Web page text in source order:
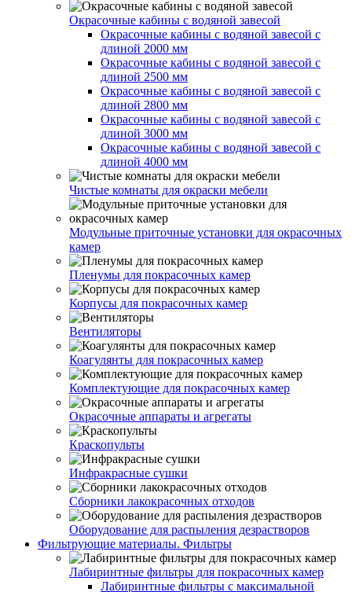
Окрасочные кабины с водяной завесой
Окрасочные кабины с водяной завесой с
длиной 2000 мм
Окрасочные кабины с водяной завесой с
длиной 2500 мм
Окрасочные кабины с водяной завесой с
длиной 2800 мм
Окрасочные кабины с водяной завесой с
длиной 3000 мм
Окрасочные кабины с водяной завесой с
длиной 4000 мм
Чистые комнаты для окраски мебели
Модульные приточные установки для окрасочных
камер
Пленумы для покрасочных камер
Корпусы для покрасочных камер
Вентиляторы
Коагулянты для покрасочных камер
Комплектующие для покрасочных камер
Окрасочные аппараты и агрегаты
Краскопульты
Инфракрасные сушки
Сборники лакокрасочных отходов
Оборудование для распыления дезрастворов
Фильтрующие материалы. Фильтры
Лабиринтные фильтры для покрасочных камер
Лабиринтные фильтры с максимальной